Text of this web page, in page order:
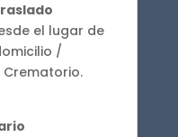
el lugar de
/
Crematorio.